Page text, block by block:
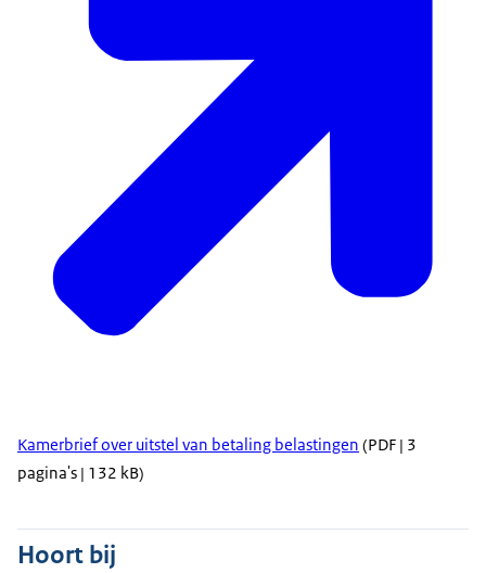
Kamerbrief over uitstel van betaling belastingen (PDF | 3
pagina's | 132 kB)
Hoort bij